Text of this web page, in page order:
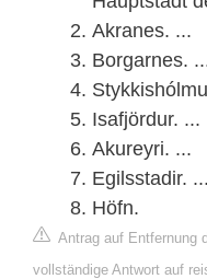
Akranes. ...
Borgarnes.
Isafjördur. ...
Akureyri. ...
Egilsstadir. ...
Höfn.
Antrag auf Entfernung
vollständige Antwort auf